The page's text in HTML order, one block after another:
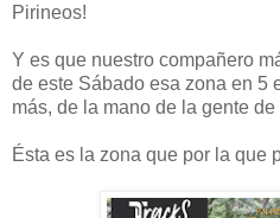
Pirineos!
Y es que nuestro compañero
de este Sábado esa zona en 5
más, de la mano de la gente de
Ésta es la zona que por la que